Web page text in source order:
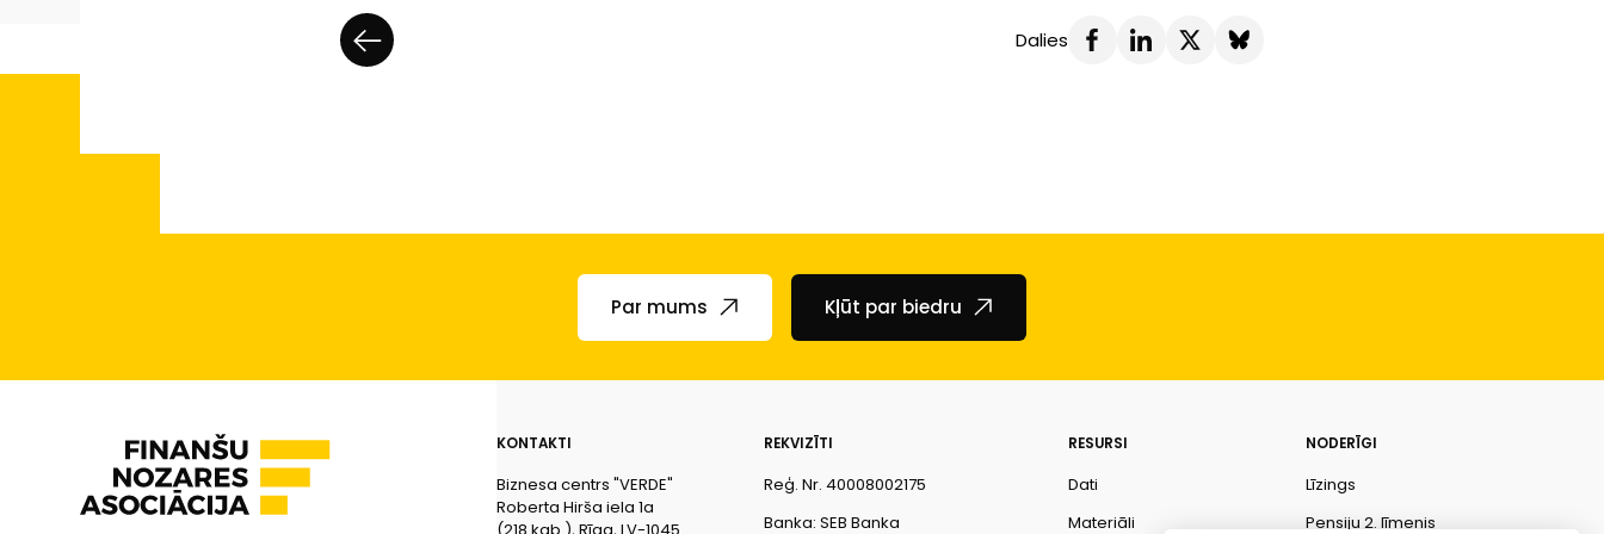
Dalies
Par mums Kļūt par biedru
KONTAKTI
Biznesa centrs "VERDE"
Roberta Hirša iela 1a
(218.kab.), Rīga, LV-1045
REKVIZĪTI
Reģ. Nr. 40008002175
Banka: SEB Banka
RESURSI
Dati
Materiāli
NODERĪGI
Līzings
Pensiju 2. līmenis